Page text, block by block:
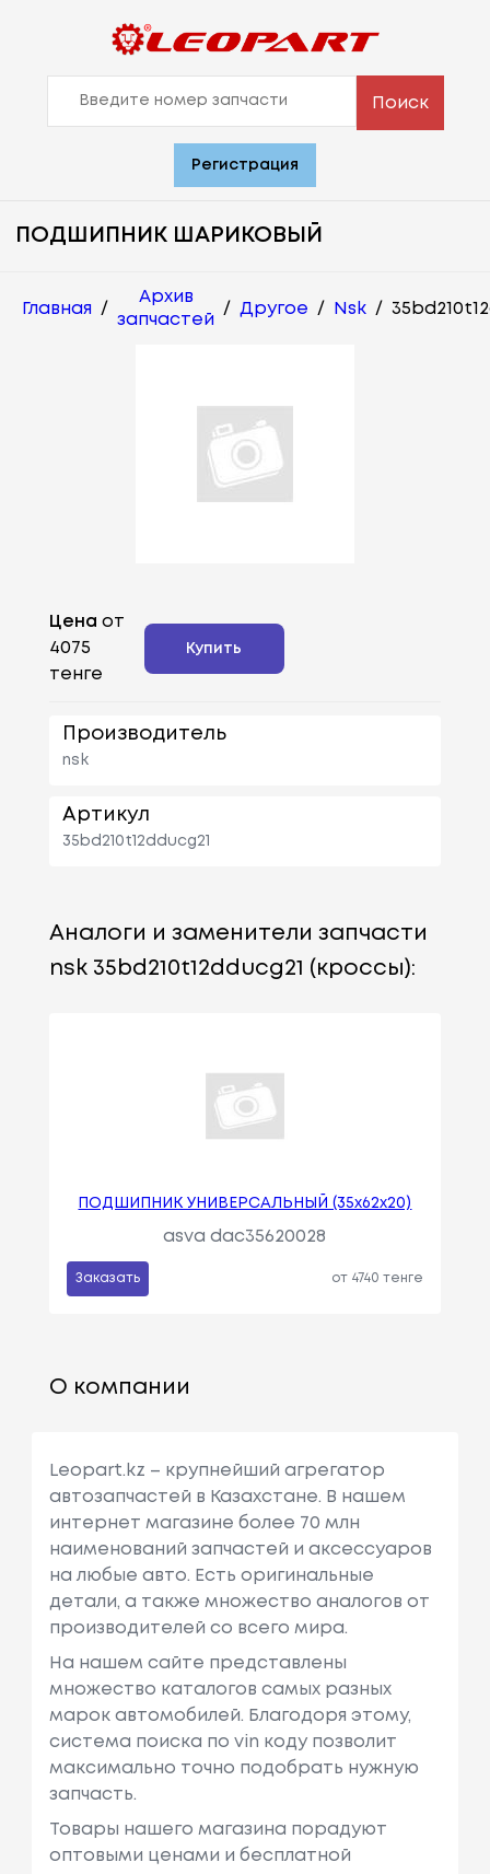
Поиск
Регистрация
ПОДШИПНИК ШАРИКОВЫЙ
Главная /
Архив
запчастей
/ Другое / Nsk /
Цена от
4075
тенге
Купить
Производитель
nsk
Артикул
35bd210t12dducg21
Аналоги и заменители запчасти
nsk 35bd210t12dducg21 (кроссы):
ПОДШИПНИК УНИВЕРСАЛЬНЫЙ (35x62x20)
asva dac35620028
Заказать от 4740 тенге
О компании
Leopart.kz – крупнейший агрегатор
автозапчастей в Казахстане. В нашем
интернет магазине более 70 млн
наименований запчастей и аксессуаров
на любые авто. Есть оригинальные
детали, а также множество аналогов от
производителей со всего мира.
На нашем сайте представлены
множество каталогов самых разных
марок автомобилей. Благодоря этому,
система поиска по vin коду позволит
максимально точно подобрать нужную
запчасть.
Товары нашего магазина порадуют
оптовыми ценами и бесплатной